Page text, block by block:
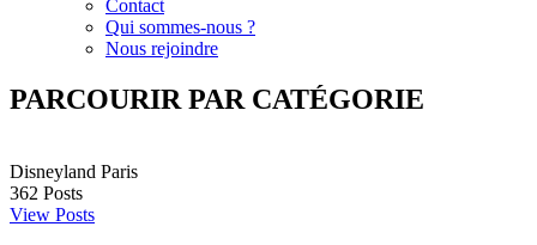
Contact
Qui sommes-nous ?
Nous rejoindre
PARCOURIR PAR CATÉGORIE
Disneyland Paris
362 Posts
View Posts